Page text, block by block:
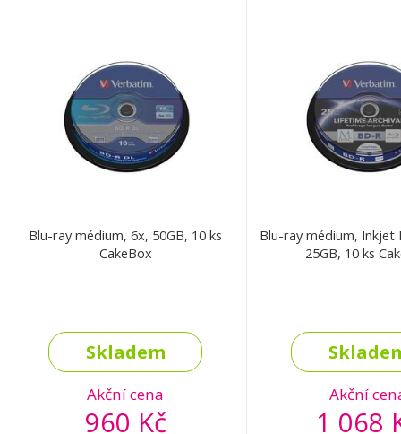
Blu-ray médium, 6x, 50GB, 10 ks
CakeBox
Skladem
Akční cena
960 Kč
Blu-ray médium, Inkjet
25GB, 10 ks
Akční
1 068